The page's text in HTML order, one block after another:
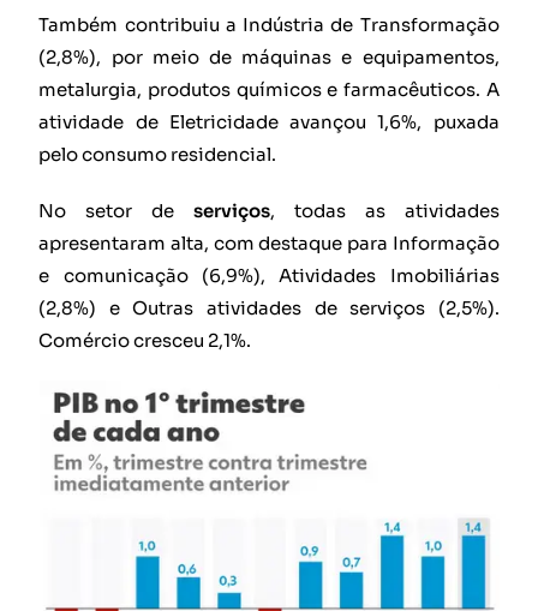
Também contribuiu a Indústria de Transformação
(2,8%), por meio de máquinas e equipamentos,
metalurgia, produtos químicos e farmacêuticos. A
atividade de Eletricidade avançou 1,6%, puxada
pelo consumo residencial.
No setor de serviços, todas as atividades
apresentaram alta, com destaque para Informação
e comunicação (6,9%), Atividades Imobiliárias
(2,8%) e Outras atividades de serviços (2,5%).
Comércio cresceu 2,1%.